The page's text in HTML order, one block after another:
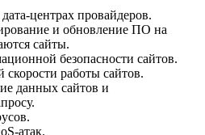
центрах провайдеров.
и обновление ПО на
сайты.
безопасности сайтов.
работы сайтов.
данных сайтов и
атак.